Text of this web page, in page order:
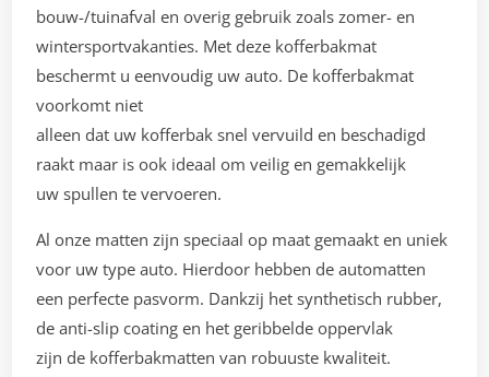
bouw-/tuinafval en overig gebruik zoals zomer- en
wintersportvakanties. Met deze kofferbakmat
beschermt u eenvoudig uw auto. De kofferbakmat
voorkomt niet
alleen dat uw kofferbak snel vervuild en beschadigd
raakt maar is ook ideaal om veilig en gemakkelijk
uw spullen te vervoeren.
Al onze matten zijn speciaal op maat gemaakt en uniek
voor uw type auto. Hierdoor hebben de automatten
een perfecte pasvorm. Dankzij het synthetisch rubber,
de anti-slip coating en het geribbelde oppervlak
zijn de kofferbakmatten van robuuste kwaliteit.